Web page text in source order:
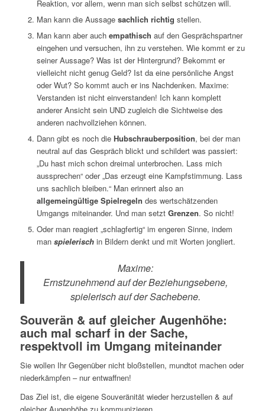
Reaktion, vor allem, wenn man sich selbst schützen will.
Man kann die Aussage sachlich richtig stellen.
Man kann aber auch empathisch auf den Gesprächspartner
eingehen und versuchen, ihn zu verstehen. Wie kommt er zu
seiner Aussage? Was ist der Hintergrund? Bekommt er
vielleicht nicht genug Geld? Ist da eine persönliche Angst
oder Wut? So kommt auch er ins Nachdenken. Maxime:
Verstanden ist nicht einverstanden! Ich kann komplett
anderer Ansicht sein UND zugleich die Sichtweise des
anderen nachvollziehen können.
Dann gibt es noch die Hubschrauberposition, bei der man
neutral auf das Gespräch blickt und schildert was passiert:
„Du hast mich schon dreimal unterbrochen. Lass mich
aussprechen“ oder „Das erzeugt eine Kampfstimmung. Lass
uns sachlich bleiben.“ Man erinnert also an
allgemeingültige Spielregeln des wertschätzenden
Umgangs miteinander. Und man setzt Grenzen. So nicht!
Oder man reagiert „schlagfertig“ im engeren Sinne, indem
man spielerisch in Bildern denkt und mit Worten jongliert.
Maxime:
Ernstzunehmend auf der Beziehungsebene,
spielerisch auf der Sachebene.
Souverän & auf gleicher Augenhöhe:
auch mal scharf in der Sache,
respektvoll im Umgang miteinander
Sie wollen Ihr Gegenüber nicht bloßstellen, mundtot machen oder
niederkämpfen – nur entwaffnen!
Das Ziel ist, die eigene Souveränität wieder herzustellen & auf